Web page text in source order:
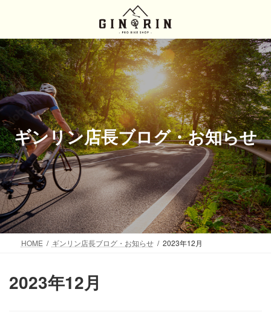
ン
ツ
へ
ス
キ
ッ
プ
ー
シ
ョ
ン
に
移
動
ギンリン店長ブログ・お知らせ
HOME ギンリン店長ブログ・お知らせ 2023年12月
2023年12月